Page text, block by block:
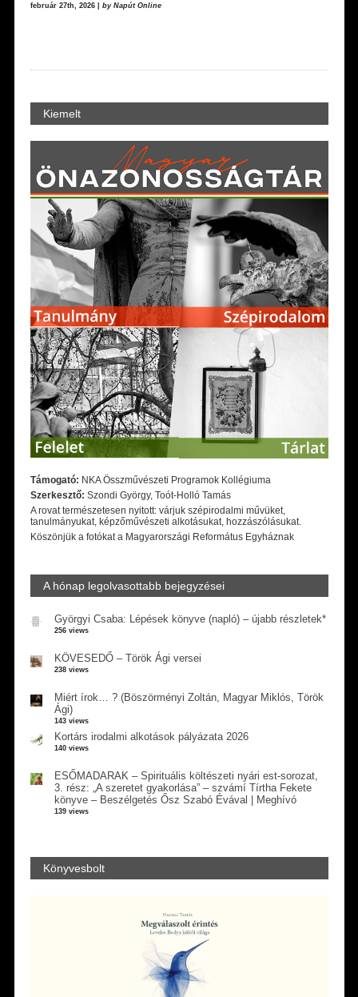
február 27th, 2026 | by Napút Online
Kiemelt
Támogató: NKA Összművészeti Programok Kollégiuma
Szerkesztő: Szondi György, Toót-Holló Tamás
A rovat természetesen nyitott: várjuk szépirodalmi művüket,
tanulmányukat, képzőművészeti alkotásukat, hozzászólásukat.
Köszönjük a fotókat a Magyarországi Református Egyháznak
A hónap legolvasottabb bejegyzései
Györgyi Csaba: Lépések könyve (napló) – újabb részletek*
256 views
KÖVESEDŐ – Török Ági versei
238 views
Miért írok… ? (Böszörményi Zoltán, Magyar Miklós, Török
Ági)
143 views
Kortárs irodalmi alkotások pályázata 2026
140 views
ESŐMADARAK – Spirituális költészeti nyári est-sorozat,
3. rész: „A szeretet gyakorlása” – szvámí Tírtha Fekete
könyve – Beszélgetés Ősz Szabó Évával | Meghívó
139 views
Könyvesbolt